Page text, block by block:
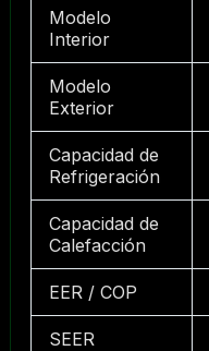
Modelo
Interior
Modelo
Exterior
Capacidad de
Refrigeración
Capacidad de
Calefacción
EER / COP
SEER